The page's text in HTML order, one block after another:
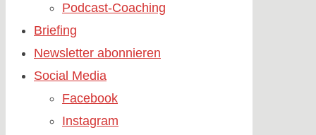
Podcast-Coaching
Briefing
Newsletter abonnieren
Social Media
Facebook
Instagram